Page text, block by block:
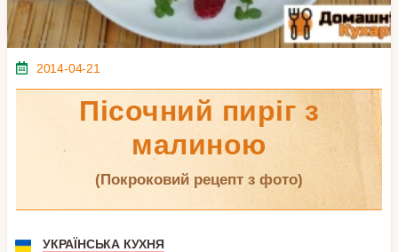
2014-04-21
Пісочний пиріг з
малиною
(покроковий рецепт з фото)
УКРАЇНСЬКА КУХНЯ